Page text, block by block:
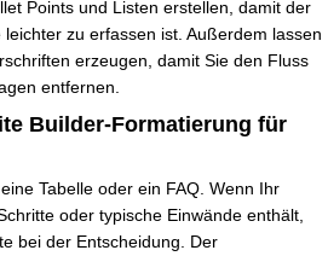
Points und Listen erstellen, damit der
zu erfassen ist. Außerdem lassen
erzeugen, damit Sie den Fluss
entfernen.
Builder-Formatierung für
Tabelle oder ein FAQ. Wenn Ihr
oder typische Einwände enthält,
bei der Entscheidung. Der